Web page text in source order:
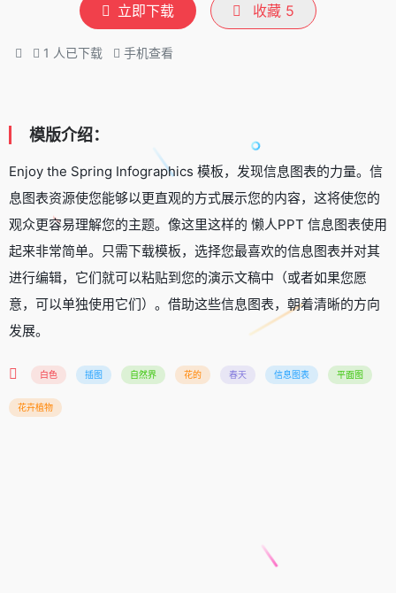
立即下载 收藏 5
1 人已下载 手机查看
模版介绍：
Enjoy the Spring Infographics 模板，发现信息图表的力量。信
息图表资源使您能够以更直观的方式展示您的内容，这将使您的
观众更容易理解您的主题。像这里这样的 懒人PPT 信息图表使用
起来非常简单。只需下载模板，选择您最喜欢的信息图表并对其
进行编辑，它们就可以粘贴到您的演示文稿中（或者如果您愿
意，可以单独使用它们）。借助这些信息图表，朝着清晰的方向
发展。
白色 插图 自然界 花的 春天 信息图表 平面图
花卉植物